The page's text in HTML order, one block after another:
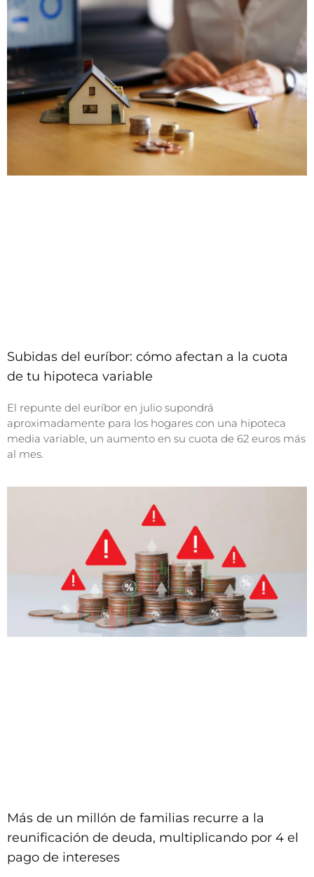
Subidas del euríbor: cómo afectan a la cuota
de tu hipoteca variable
El repunte del euríbor en julio supondrá
aproximadamente para los hogares con una hipoteca
media variable, un aumento en su cuota de 62 euros más
al mes.
Más de un millón de familias recurre a la
reunificación de deuda, multiplicando por 4 el
pago de intereses